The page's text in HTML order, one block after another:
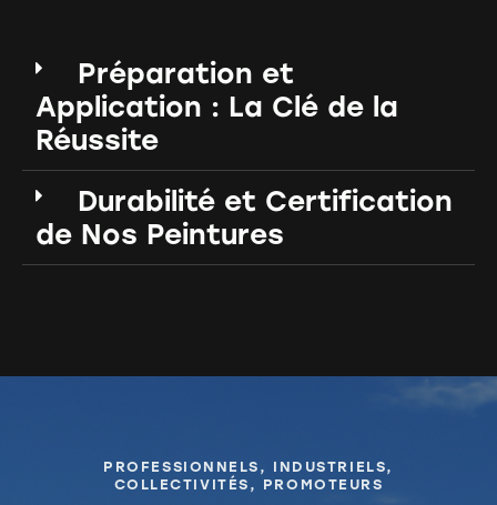
Préparation et
Application : La Clé de la
Réussite
Durabilité et Certification
de Nos Peintures
PROFESSIONNELS, INDUSTRIELS,
COLLECTIVITÉS, PROMOTEURS